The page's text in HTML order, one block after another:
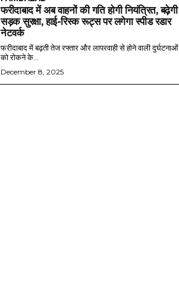
फरीदाबाद में अब वाहनों की गति होगी नियंत्रित, बढ़ेगी
सड़क सुरक्षा, हाई-रिस्क रूट्स पर लगेगा स्पीड रडार
नेटवर्क
फरीदाबाद में बढ़ती तेज रफ्तार और लापरवाही से होने वाली दुर्घटनाओं
को रोकने के...
December 8, 2025